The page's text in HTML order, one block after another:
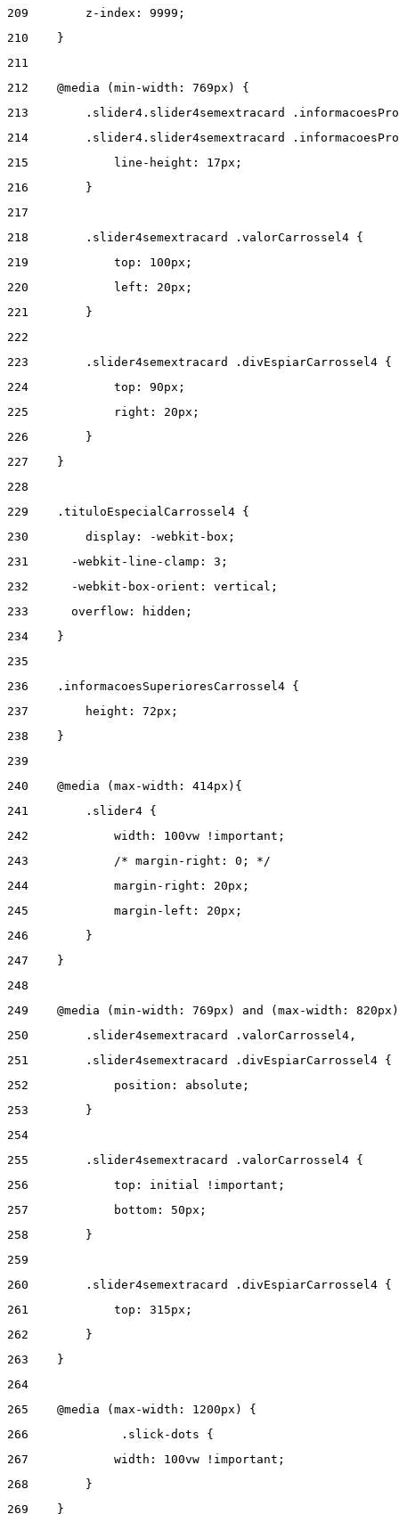
209
        z-index: 9999;
210
    }
211
212
    @media (min-width: 769px) {
213
.slider4.slider4semextracard
214
.slider4.slider4semextracard
215
            line-height: 17px;
216
        }
217
218
        .slider4semextracard .valorCarrossel4 {
219
            top: 100px;
220
            left: 20px;
221
        }
222
223
        .slider4semextracard .divEspiarCarrossel4 {
224
            top: 90px;
225
            right: 20px;
226
        }
227
    }
228
229
    .tituloEspecialCarrossel4 {
230
        display: -webkit-box;
231
      -webkit-line-clamp: 3;
232
      -webkit-box-orient: vertical;
233
      overflow: hidden;
234
    }
235
236
    .informacoesSuperioresCarrossel4 {
237
        height: 72px;
238
    }
239
240
    @media (max-width: 414px){
241
        .slider4 {
242
            width: 100vw !important;
243
            /* margin-right: 0; */
244
            margin-right: 20px;
245
            margin-left: 20px;
246
        }
247
    }
248
249
@media (min-width: 769px) and (max-width:
250
        .slider4semextracard .valorCarrossel4,
251
        .slider4semextracard .divEspiarCarrossel4 {
252
            position: absolute;
253
        }
254
255
        .slider4semextracard .valorCarrossel4 {
256
            top: initial !important;
257
            bottom: 50px;
258
        }
259
260
        .slider4semextracard .divEspiarCarrossel4 {
261
            top: 315px;
262
        }
263
    }
264
265
    @media (max-width: 1200px) {
266
      	.slick-dots {
267
            width: 100vw !important;
268
        }
269
    }